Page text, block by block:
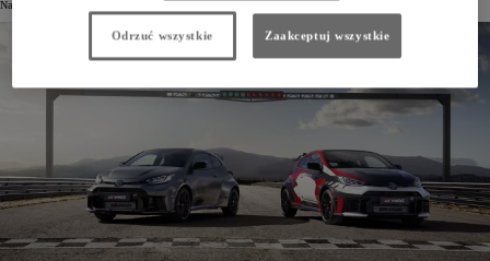
Na rynek europejski przeznaczono 200 aut.
Odrzuć wszystkie Zaakceptuj wszystkie